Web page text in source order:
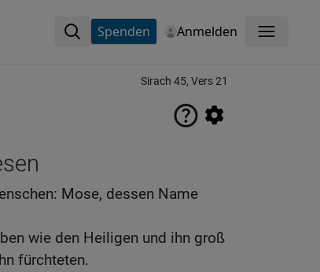
Spenden Anmelden Menü
Sirach 45, Vers 21
Mose, dessen Name
wie den Heiligen und ihn groß
fürchteten.